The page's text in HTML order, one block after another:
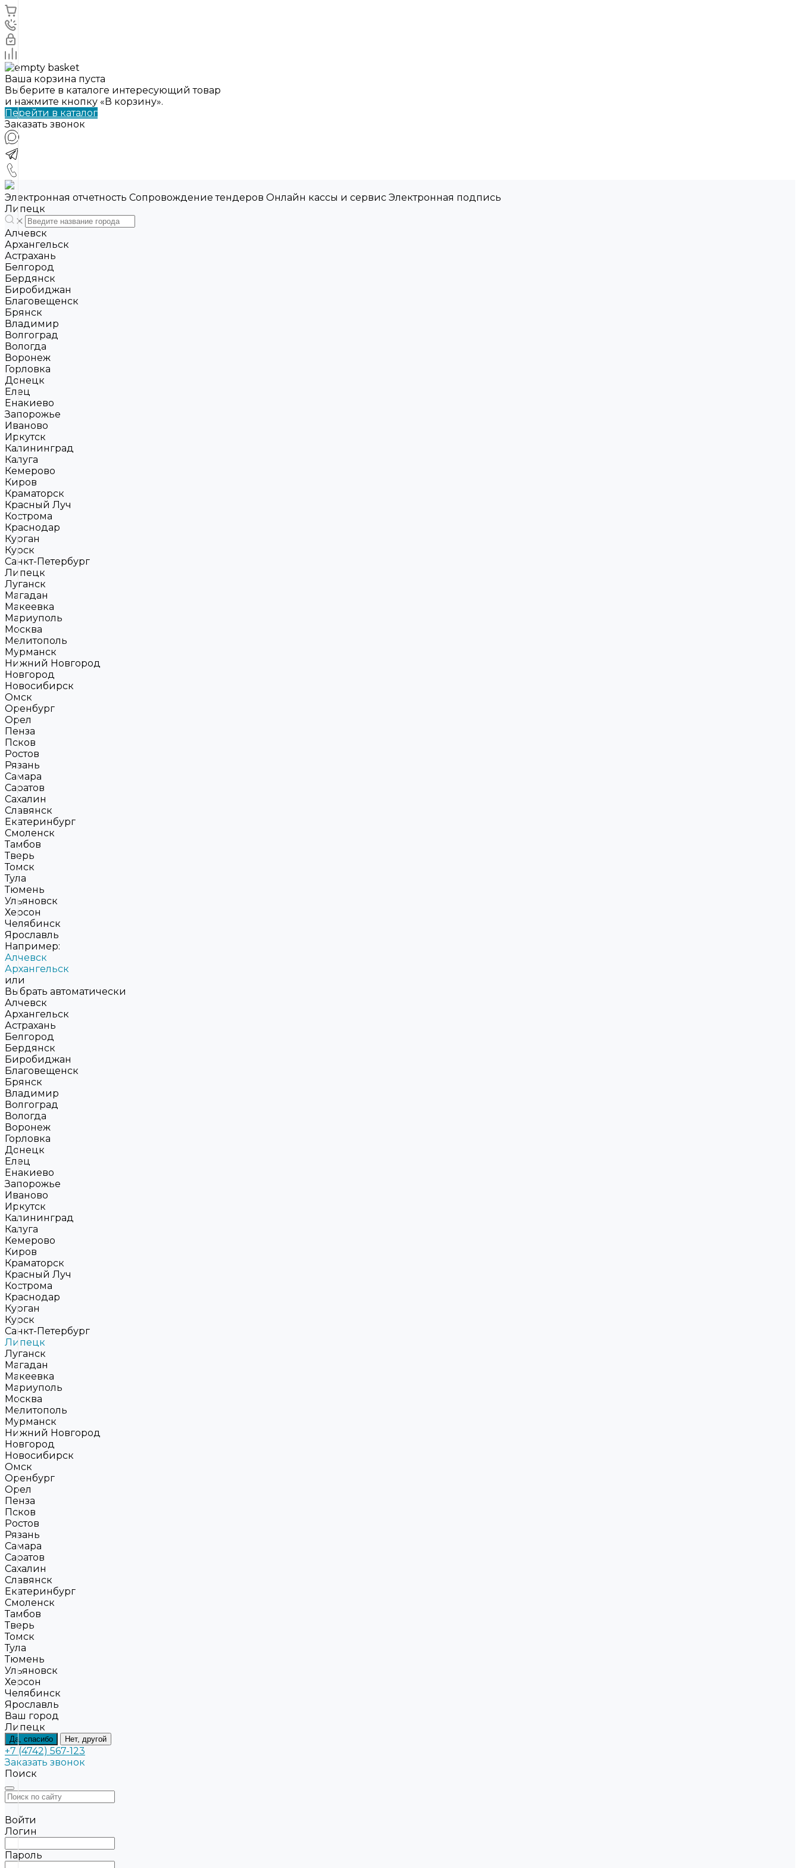
Ваша корзина пуста
Выберите в каталоге интересующий товар
и нажмите кнопку «В корзину».
Перейти в каталог
Заказать звонок
Электронная отчетность Сопровождение тендеров Онлайн кассы и сервис Электронная подпись
Липецк
Алчевск
Архангельск
Астрахань
Белгород
Бердянск
Биробиджан
Благовещенск
Брянск
Владимир
Волгоград
Вологда
Воронеж
Горловка
Донецк
Елец
Енакиево
Запорожье
Иваново
Иркутск
Калининград
Калуга
Кемерово
Киров
Краматорск
Красный Луч
Кострома
Краснодар
Курган
Курск
Санкт-Петербург
Липецк
Луганск
Магадан
Макеевка
Мариуполь
Москва
Мелитополь
Мурманск
Нижний Новгород
Новгород
Новосибирск
Омск
Оренбург
Орел
Пенза
Псков
Ростов
Рязань
Самара
Саратов
Сахалин
Славянск
Екатеринбург
Смоленск
Тамбов
Тверь
Томск
Тула
Тюмень
Ульяновск
Херсон
Челябинск
Ярославль
Например:
Алчевск
Архангельск
или
Выбрать автоматически
Алчевск
Архангельск
Астрахань
Белгород
Бердянск
Биробиджан
Благовещенск
Брянск
Владимир
Волгоград
Вологда
Воронеж
Горловка
Донецк
Елец
Енакиево
Запорожье
Иваново
Иркутск
Калининград
Калуга
Кемерово
Киров
Краматорск
Красный Луч
Кострома
Краснодар
Курган
Курск
Санкт-Петербург
Липецк
Луганск
Магадан
Макеевка
Мариуполь
Москва
Мелитополь
Мурманск
Нижний Новгород
Новгород
Новосибирск
Омск
Оренбург
Орел
Пенза
Псков
Ростов
Рязань
Самара
Саратов
Сахалин
Славянск
Екатеринбург
Смоленск
Тамбов
Тверь
Томск
Тула
Тюмень
Ульяновск
Херсон
Челябинск
Ярославль
Ваш город
Липецк
Да, спасибо Нет, другой
+7 (4742) 567-123
Заказать звонок
Поиск
Войти
Логин
Пароль